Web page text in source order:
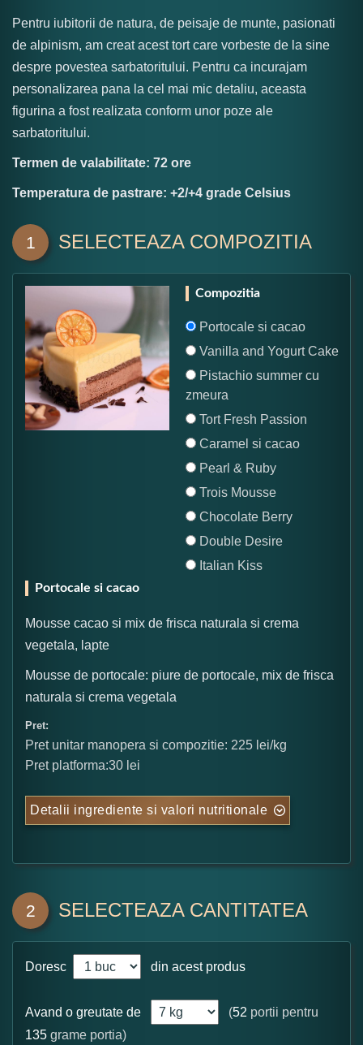
Pentru iubitorii de natura, de peisaje de munte, pasionati
de alpinism, am creat acest tort care vorbeste de la sine
despre povestea sarbatoritului. Pentru ca incurajam
personalizarea pana la cel mai mic detaliu, aceasta
figurina a fost realizata conform unor poze ale
sarbatoritului.
Termen de valabilitate: 72 ore
Temperatura de pastrare: +2/+4 grade Celsius
1 SELECTEAZA COMPOZITIA
Compozitia
Portocale si cacao
Vanilla and Yogurt Cake
Pistachio summer cu
zmeura
Tort Fresh Passion
Caramel si cacao
Pearl & Ruby
Trois Mousse
Chocolate Berry
Double Desire
Italian Kiss
Portocale si cacao
Mousse cacao si mix de frisca naturala si crema
vegetala, lapte
Mousse de portocale: piure de portocale, mix de frisca
naturala si crema vegetala
Pret:
Pret unitar manopera si compozitie: 225 lei/kg
Pret platforma:30 lei
Detalii ingrediente si valori nutritionale
2 SELECTEAZA CANTITATEA
Doresc din acest produs
Avand o greutate de (52 portii pentru
135 grame portia)